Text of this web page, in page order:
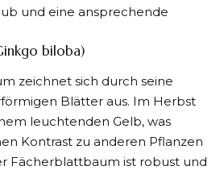
und eine ansprechende
biloba)
zeichnet sich durch seine
Blätter aus. Im Herbst
leuchtenden Gelb, was
Kontrast zu anderen Pflanzen
Fächerblattbaum ist robust und